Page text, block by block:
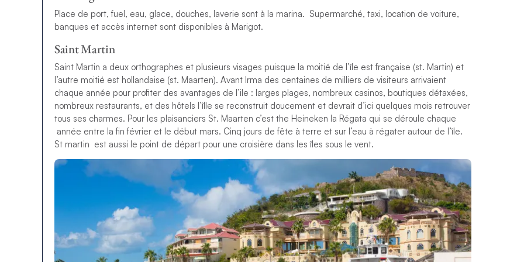
Place de port, fuel, eau, glace, douches, laverie sont à la marina. Supermarché, taxi, location de voiture,
banques et accès internet sont disponibles à Marigot.
Saint Martin
Saint Martin a deux orthographes et plusieurs visages puisque la moitié de l’île est française (st. Martin) et
l’autre moitié est hollandaise (st. Maarten). Avant Irma des centaines de milliers de visiteurs arrivaient
chaque année pour profiter des avantages de l’ile : larges plages, nombreux casinos, boutiques détaxées,
nombreux restaurants, et des hôtels l’îlle se reconstruit doucement et devrait d’ici quelques mois retrouver
tous ses charmes. Pour les plaisanciers St. Maarten c’est the Heineken la Régata qui se déroule chaque
année entre la fin février et le début mars. Cinq jours de fête à terre et sur l’eau à régater autour de l’île.
St martin est aussi le point de départ pour une croisière dans les îles sous le vent.